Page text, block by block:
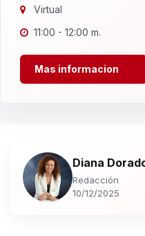
Virtual
11:00 - 12:00 m.
Mas informacion
Diana
Redacción
10/12/2025